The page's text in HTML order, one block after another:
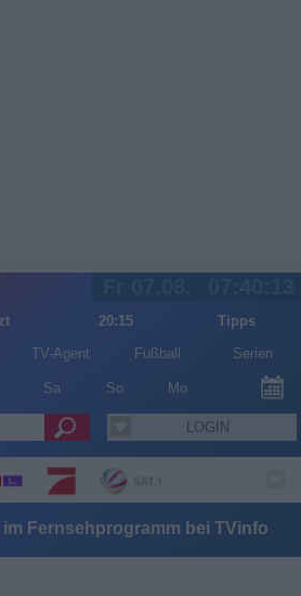
20:15
Tipps
TV-Agent Fußball Serien
Sa So Mo
LOGIN
im Fernsehprogramm bei TVinfo